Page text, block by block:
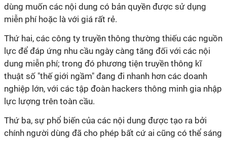
dùng muốn các nội dung có bản quyền được sử dụng
miễn phí hoặc là với giá rất rẻ.
Thứ hai, các công ty truyền thông thường thiếu các nguồn
lực để đáp ứng nhu cầu ngày càng tăng đối với các nội
dung miễn phí; trong đó phương tiện truyền thông kĩ
thuật số "thế giới ngầm" đang đi nhanh hơn các doanh
nghiệp lớn, với các tập đoàn hackers thông minh gia nhập
lực lượng trên toàn cầu.
Thứ ba, sự phổ biến của các nội dung được tạo ra bởi
chính người dùng đã cho phép bất cứ ai cũng có thể sáng